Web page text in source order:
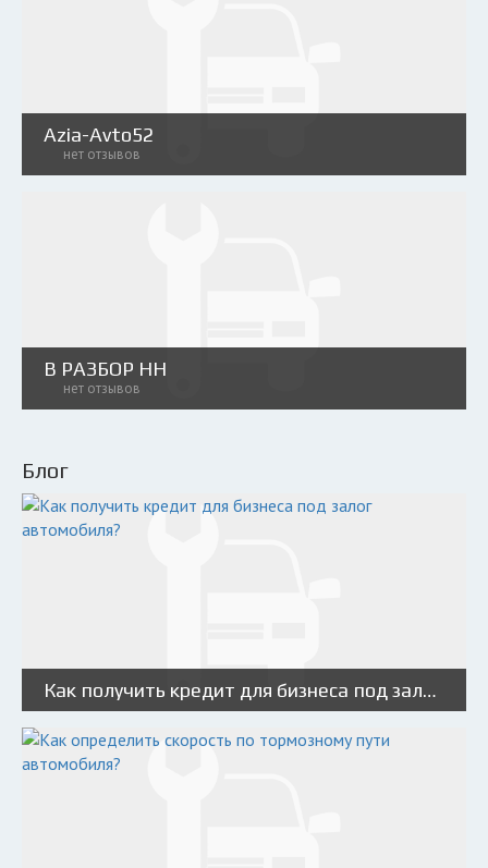
Azia-Avto52
нет отзывов
В РАЗБОР НН
нет отзывов
Блог
Как получить кредит для бизнеса под залог автомобиля?